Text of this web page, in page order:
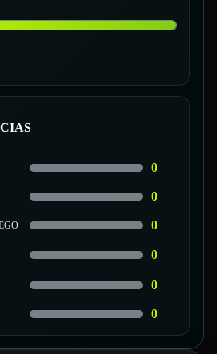
0
0
0
0
0
0